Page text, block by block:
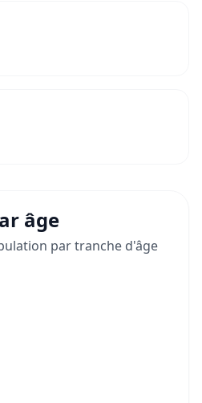
âge
par tranche d'âge